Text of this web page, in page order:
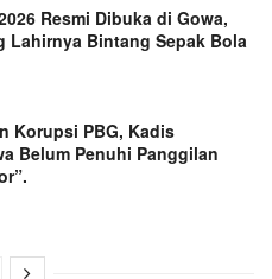
Resmi Dibuka di Gowa,
Lahirnya Bintang Sepak Bola
Korupsi PBG, Kadis
Belum Penuhi Panggilan